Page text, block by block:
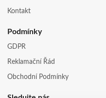
Kontakt
Podmínky
GDPR
Reklamační Řád
Obchodní Podmínky